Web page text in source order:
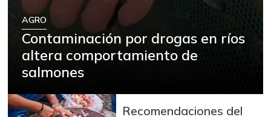
AGRO
Contaminación por drogas en ríos
altera comportamiento de
salmones
Recomendaciones del